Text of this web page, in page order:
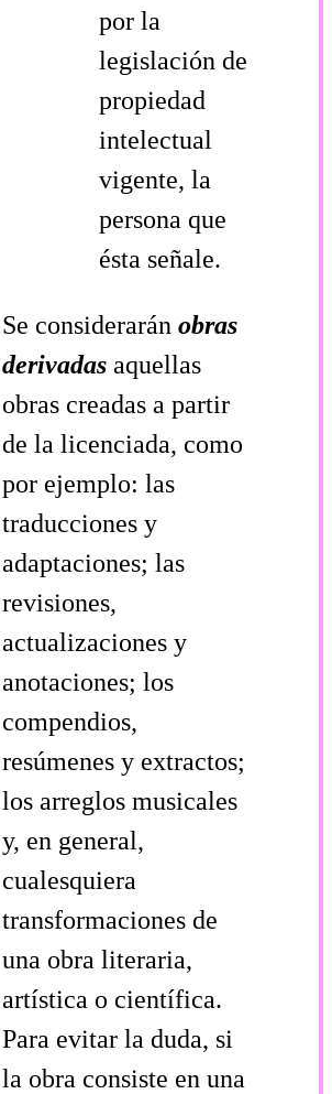
por la
legislación de
propiedad
intelectual
vigente, la
persona que
ésta señale.
Se considerarán obras
derivadas aquellas
obras creadas a partir
de la licenciada, como
por ejemplo: las
traducciones y
adaptaciones; las
revisiones,
actualizaciones y
anotaciones; los
compendios,
resúmenes y extractos;
los arreglos musicales
y, en general,
cualesquiera
transformaciones de
una obra literaria,
artística o científica.
Para evitar la duda, si
la obra consiste en una